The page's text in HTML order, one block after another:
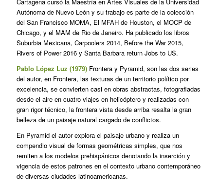
Autónoma de Nuevo León y su trabajo es parte de la colección
del San Francisco MOMA, El MFAH de Houston, el MOCP de
Chicago, y el MAM de Rio de Janeiro. Ha publicado los libros
Suburbia Mexicana, Carpoolers 2014, Before the War 2015,
Rivers of Power 2016 y Santa Barbara return Jobs to US.
Pablo López Luz (1979) Frontera y Pyramid, son las dos series
del autor, en Frontera, las texturas de un territorio político por
excelencia, se convierten casi en obras abstractas, fotografiadas
desde el aire en cuatro viajes en helicóptero y realizadas con
gran rigor técnico, la frontera vista desde arriba resalta la gran
belleza de un paisaje natural cargado de conflictos.
En Pyramid el autor explora el paisaje urbano y realiza un
compendio visual de formas geométricas simples, que nos
remiten a los modelos prehispánicos denotando la inserción y
vigencia de estos patrones en el contexto urbano contemporáneo
de diversas ciudades latinoamericanas.